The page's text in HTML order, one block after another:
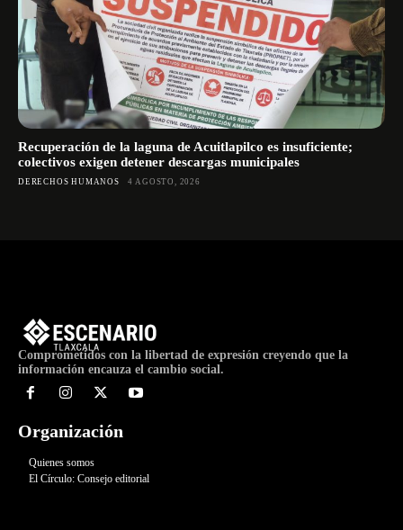
Recuperación de la laguna de Acuitlapilco es insuficiente;
colectivos exigen detener descargas municipales
DERECHOS HUMANOS 4 AGOSTO, 2026
Comprometidos con la libertad de expresión creyendo que la
información encauza el cambio social.
Organización
Quienes somos
El Círculo: Consejo editorial